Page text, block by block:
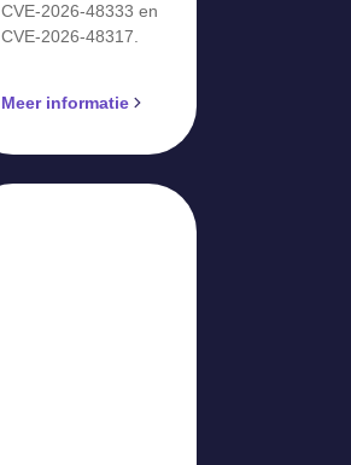
CVE-2026-48333 en
CVE-2026-48317.
Meer informatie